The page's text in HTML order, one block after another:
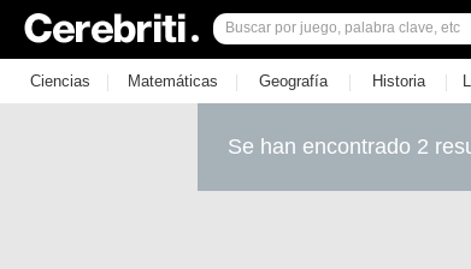
Ciencias | Matemáticas | Geografía | Historia |
Se han encontrado 2